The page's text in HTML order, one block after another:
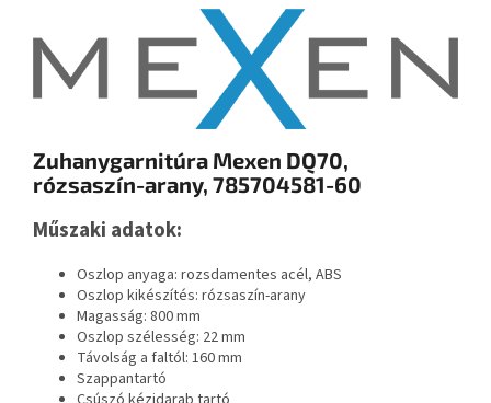
Zuhanygarnitúra Mexen DQ70,
rózsaszín-arany, 785704581-60
Műszaki adatok:
Oszlop anyaga: rozsdamentes acél, ABS
Oszlop kikészítés: rózsaszín-arany
Magasság: 800 mm
Oszlop szélesség: 22 mm
Távolság a faltól: 160 mm
Szappantartó